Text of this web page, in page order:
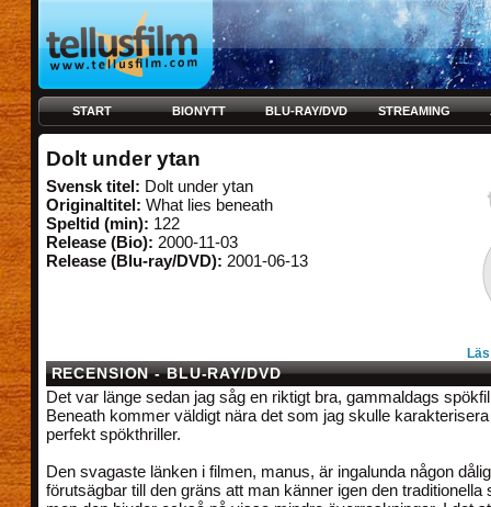
START BIONYTT BLU-RAY/DVD STREAMING
Dolt under ytan
Svensk titel: Dolt under ytan
Originaltitel: What lies beneath
Speltid (min): 122
Release (Bio): 2000-11-03
Release (Blu-ray/DVD): 2001-06-13
RECENSION - BLU-RAY/DVD
Det var länge sedan jag såg en riktigt bra, gammaldags
Beneath kommer väldigt nära det som jag skulle
perfekt spökthriller.
Den svagaste länken i filmen, manus, är ingalunda någon
förutsägbar till den gräns att man känner igen den traditionella